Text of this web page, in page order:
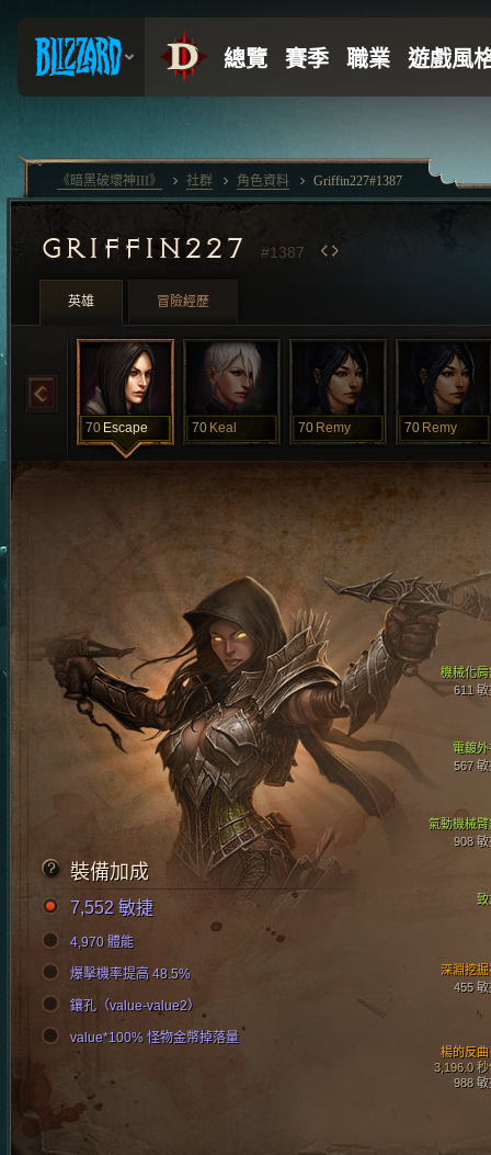
GRIFFIN227 #1387
英雄 冒險經歷
70 Escape 70 Keal 70 Remy 70 Remy
電鍍外
567 敏
氣動機械臂
908 敏
機械化肩
611 敏
深淵挖掘
455 敏
楊的反曲
3,196.0 秒
988 敏
致
裝備加成
7,552 敏捷
4,970 體能
爆擊機率提高 48.5%
鑲孔（value-value2）
value*100% 怪物金幣掉落量
《暗黑破壞神III》 社群 角色資料 Griffin227#1387